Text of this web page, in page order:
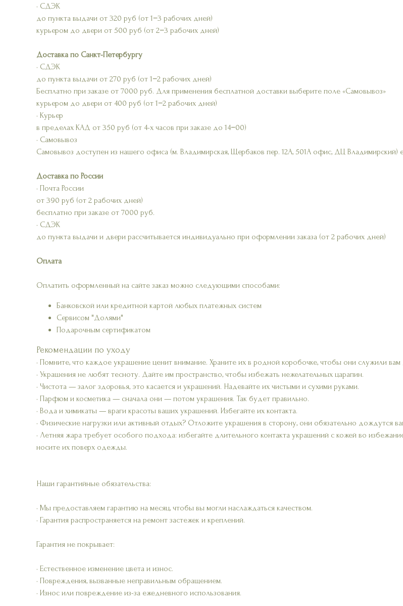
• СДЭК
до пункта выдачи от 320 руб (от 1−3 рабочих дней)
курьером до двери от 500 руб (от 2−3 рабочих дней)
Доставка по Санкт-Петербургу
• СДЭК
до пункта выдачи от 270 руб (от 1−2 рабочих дней)
Бесплатно при заказе от 7000 руб. Для применения бесплатной доставки выберите поле «Самовывоз»
курьером до двери от 400 руб (от 1−2 рабочих дней)
• Курьер
в пределах КАД от 350 руб (от 4-х часов при заказе до 14−00)
• Самовывоз
Самовывоз доступен из нашего офиса (м. Владимирская, Щербаков пер. 12А, 501А офис, ДЦ
Доставка по России
• Почта России
от 390 руб (от 2 рабочих дней)
бесплатно при заказе от 7000 руб.
• СДЭК
до пункта выдачи и двери рассчитывается индивидуально при оформлении заказа (от 2 рабочих дней)
Оплата
Оплатить оформленный на сайте заказ можно следующими способами:
Банковской или кредитной картой любых платежных систем
Сервисом "Долями"
Подарочным сертификатом
Рекомендации по уходу
• Помните, что каждое украшение ценит внимание. Храните их в родной коробочке, чтобы они служили вам
• Украшения не любят тесноту. Дайте им пространство, чтобы избежать нежелательных царапин.
• Чистота — залог здоровья, это касается и украшений. Надевайте их чистыми и сухими руками.
• Парфюм и косметика — сначала они — потом украшения. Так будет правильно.
• Вода и химикаты — враги красоты ваших украшений. Избегайте их контакта.
• Физические нагрузки или активный отдых? Отложите украшения в сторону, они обязательно дождутся
• Летняя жара требует особого подхода: избегайте длительного контакта украшений с кожей во
носите их поверх одежды.
Наши гарантийные обязательства:
• Мы предоставляем гарантию на месяц, чтобы вы могли наслаждаться качеством.
• Гарантия распространяется на ремонт застежек и креплений.
Гарантия не покрывает:
• Естественное изменение цвета и износ.
• Повреждения, вызванные неправильным обращением.
• Износ или повреждение из-за ежедневного использования.